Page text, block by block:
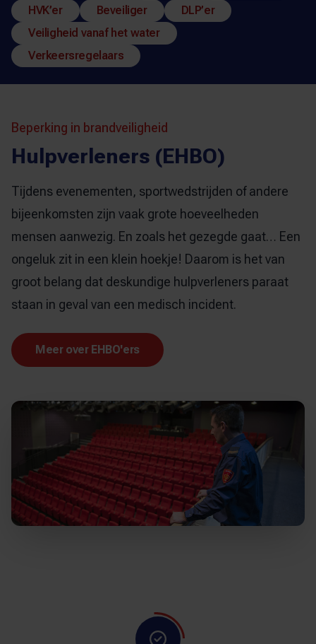
HVK’er
Beveiliger
DLP’er
Veiligheid vanaf het water
Verkeersregelaars
Beperking in brandveiligheid
Hulpverleners (EHBO)
Tijdens evenementen, sportwedstrijden of andere
bijeenkomsten zijn vaak grote hoeveelheden
mensen aanwezig. En zoals het gezegde gaat… Een
ongeluk zit in een klein hoekje! Daarom is het van
groot belang dat deskundige hulpverleners paraat
staan in geval van een medisch incident.
Meer over EHBO'ers